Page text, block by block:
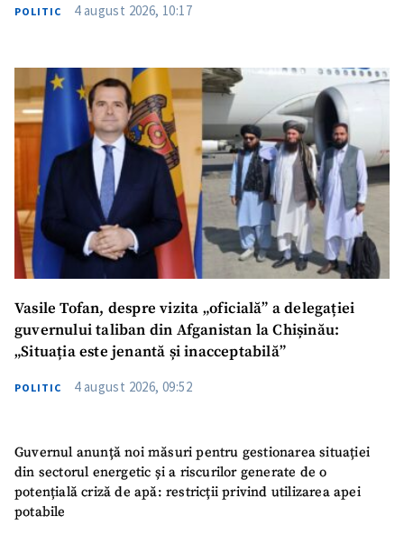
SUSȚINE
POLITIC 4 august 2026, 10:17
Vasile Tofan, despre vizita „oficială” a delegației
guvernului taliban din Afganistan la Chișinău:
„Situația este jenantă și inacceptabilă”
POLITIC 4 august 2026, 09:52
Guvernul anunță noi măsuri pentru gestionarea situației
din sectorul energetic și a riscurilor generate de o
potențială criză de apă: restricții privind utilizarea apei
potabile